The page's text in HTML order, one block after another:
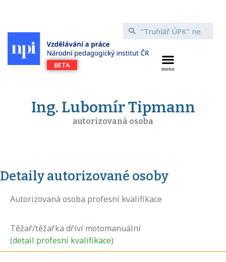
Ing. Lubomír Tipmann
autorizovaná osoba
Detaily autorizované osoby
Autorizovaná osoba profesní kvalifikace
Těžař/těžařka dříví motomanuální
(detail profesní kvalifikace)